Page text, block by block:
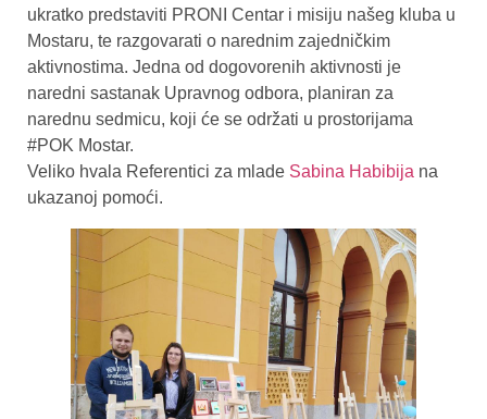
ukratko predstaviti PRONI Centar i misiju našeg kluba u
Mostaru, te razgovarati o narednim zajedničkim
aktivnostima. Jedna od dogovorenih aktivnosti je
naredni sastanak Upravnog odbora, planiran za
narednu sedmicu, koji će se održati u prostorijama
#POK Mostar.
Veliko hvala Referentici za mlade Sabina Habibija na
ukazanoj pomoći.